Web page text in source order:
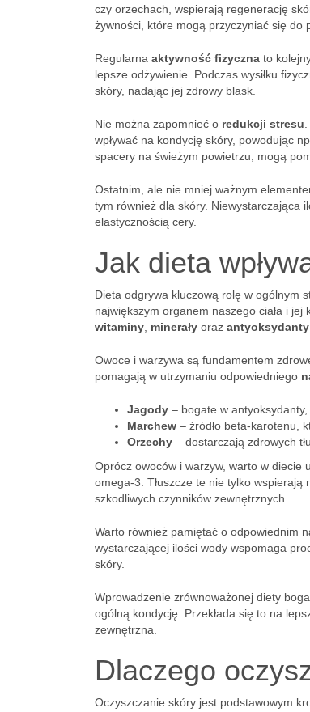
czy orzechach, wspierają regenerację
żywności, które mogą przyczyniać się do
Regularna aktywność fizyczna to
lepsze odżywienie. Podczas wysiłku
skóry, nadając jej zdrowy blask.
Nie można zapomnieć o redukcji stresu
wpływać na kondycję skóry, powodując
spacery na świeżym powietrzu, mogą
Ostatnim, ale nie mniej ważnym
tym również dla skóry. Niewystarczająca
elastycznością cery.
Jak dieta
Dieta odgrywa kluczową rolę w ogólnym
największym organem naszego ciała i
witaminy minerały oraz antyoksydanty
Owoce i warzywa są fundamentem
pomagają w utrzymaniu odpowiedniego
Jagody – bogate w
Marchew – źródło beta-karotenu,
Orzechy – dostarczają zdrowych
Oprócz owoców i warzyw, warto w diecie
omega-3. Tłuszcze te nie tylko
szkodliwych czynników zewnętrznych.
Warto również pamiętać o odpowiednim
wystarczającej ilości wody wspomaga
skóry.
Wprowadzenie zrównoważonej diety
ogólną kondycję. Przekłada się to na
zewnętrzna.
Dlaczego
Oczyszczanie skóry jest podstawowym